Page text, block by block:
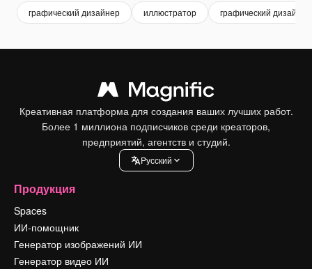
графический дизайнер иллюстратор графический дизайн
Креативная платформа для создания ваших лучших работ.
Более 1 миллиона подписчиков среди креаторов,
предприятий, агентств и студий.
Pусский
Продукция
Spaces
ИИ-помощник
Генератор изображений ИИ
Генератор видео ИИ